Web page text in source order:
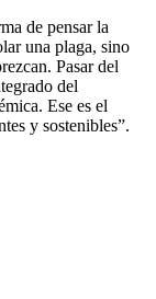
de pensar la
una plaga, sino
Pasar del
del
Ese es el
y sostenibles”.